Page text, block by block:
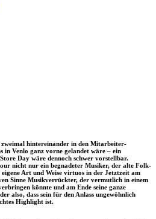
hintereinander in den Mitarbeiter-
in Venlo ganz vorne gelandet wäre – ein
Day wäre dennoch schwer vorstellbar.
nicht nur ein begnadeter Musiker, der alte Folk-
Art und Weise virtuos in der Jetztzeit am
Sinne Musikverrückter, der vermutlich in einem
könnte und am Ende seine ganze
also, dass sein für den Anlass ungewöhnlich
Highlight ist.